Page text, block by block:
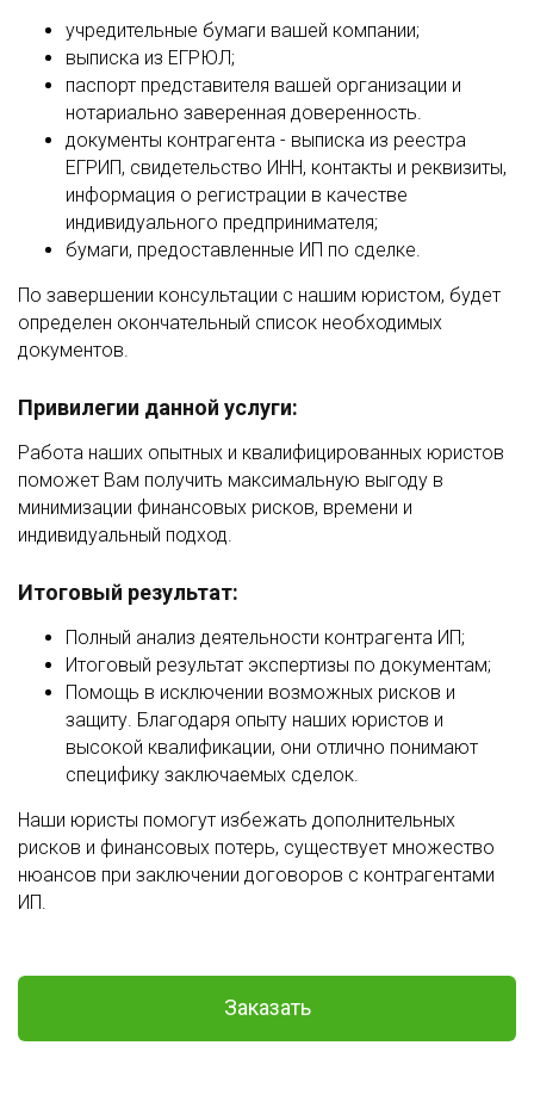
учредительные бумаги вашей компании;
выписка из ЕГРЮЛ;
паспорт представителя вашей организации и
нотариально заверенная доверенность.
документы контрагента - выписка из реестра
ЕГРИП, свидетельство ИНН, контакты и реквизиты,
информация о регистрации в качестве
индивидуального предпринимателя;
бумаги, предоставленные ИП по сделке.
По завершении консультации с нашим юристом, будет
определен окончательный список необходимых
документов.
Привилегии данной услуги:
Работа наших опытных и квалифицированных юристов
поможет Вам получить максимальную выгоду в
минимизации финансовых рисков, времени и
индивидуальный подход.
Итоговый результат:
Полный анализ деятельности контрагента ИП;
Итоговый результат экспертизы по документам;
Помощь в исключении возможных рисков и
защиту. Благодаря опыту наших юристов и
высокой квалификации, они отлично понимают
специфику заключаемых сделок.
Наши юристы помогут избежать дополнительных
рисков и финансовых потерь, существует множество
нюансов при заключении договоров с контрагентами
ИП.
Заказать